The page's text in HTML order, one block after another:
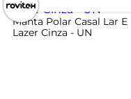
Manta Polar Casal Lar E
Lazer Cinza - UN